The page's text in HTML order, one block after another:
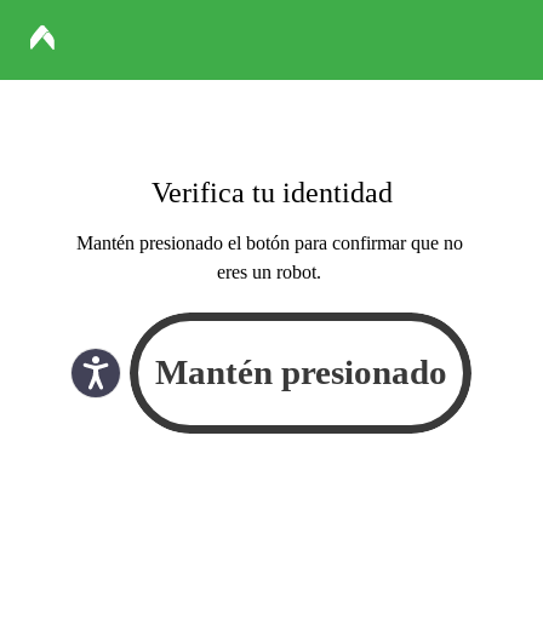
Verifica tu identidad
Mantén presionado el botón para confirmar que no
eres un robot.